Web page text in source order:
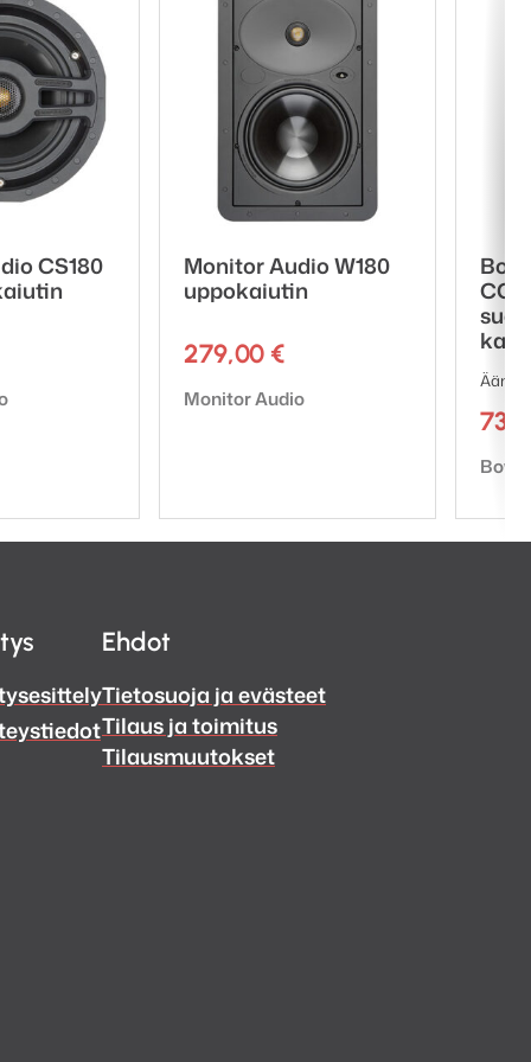
CS180
Monitor Audio W180
uppokaiutin
279,00 €
Tuotemerkki:
Monitor Audio
Ääni
Ehdot
Tietosuoja ja evästeet
Tilaus ja toimitus
Tilausmuutokset